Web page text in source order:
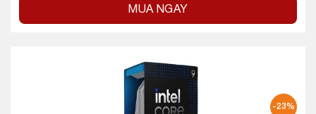
MUA NGAY
-23%